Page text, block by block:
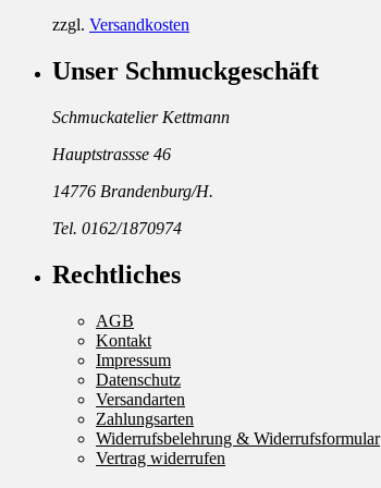
zzgl. Versandkosten
Unser Schmuckgeschäft
Schmuckatelier Kettmann
Hauptstrassse 46
14776 Brandenburg/H.
Tel. 0162/1870974
Rechtliches
AGB
Kontakt
Impressum
Datenschutz
Versandarten
Zahlungsarten
Widerrufsbelehrung & Widerrufsformular
Vertrag widerrufen